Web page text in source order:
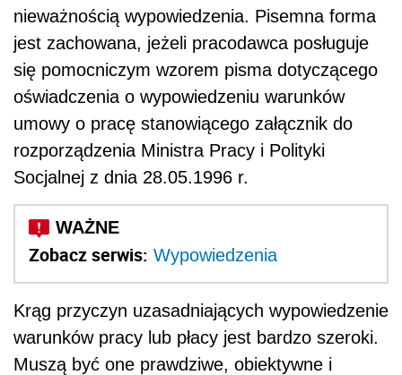
nieważnością wypowiedzenia. Pisemna forma
jest zachowana, jeżeli pracodawca posługuje
się pomocniczym wzorem pisma dotyczącego
oświadczenia o wypowiedzeniu warunków
umowy o pracę stanowiącego załącznik do
rozporządzenia Ministra Pracy i Polityki
Socjalnej z dnia 28.05.1996 r.
Zobacz serwis: Wypowiedzenia
Krąg przyczyn uzasadniających wypowiedzenie
warunków pracy lub płacy jest bardzo szeroki.
Muszą być one prawdziwe, obiektywne i